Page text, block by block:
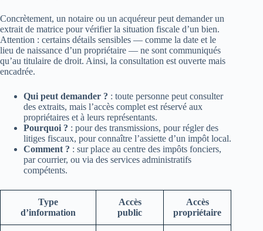
Concrètement, un notaire ou un acquéreur peut demander un
extrait de matrice pour vérifier la situation fiscale d’un bien.
Attention : certains détails sensibles — comme la date et le
lieu de naissance d’un propriétaire — ne sont communiqués
qu’au titulaire de droit. Ainsi, la consultation est ouverte mais
encadrée.
Qui peut demander ? : toute personne peut consulter
des extraits, mais l’accès complet est réservé aux
propriétaires et à leurs représentants.
Pourquoi ? : pour des transmissions, pour régler des
litiges fiscaux, pour connaître l’assiette d’un impôt local.
Comment ? : sur place au centre des impôts fonciers,
par courrier, ou via des services administratifs
compétents.
Type
d’information
Accès
public
Accès
propriétaire